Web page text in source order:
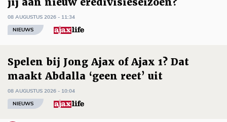
08 AUGUSTUS 2026 - 11:34
NIEUWS
Spelen bij Jong Ajax of Ajax 1? Dat
maakt Abdalla ‘geen reet’ uit
08 AUGUSTUS 2026 - 10:04
NIEUWS